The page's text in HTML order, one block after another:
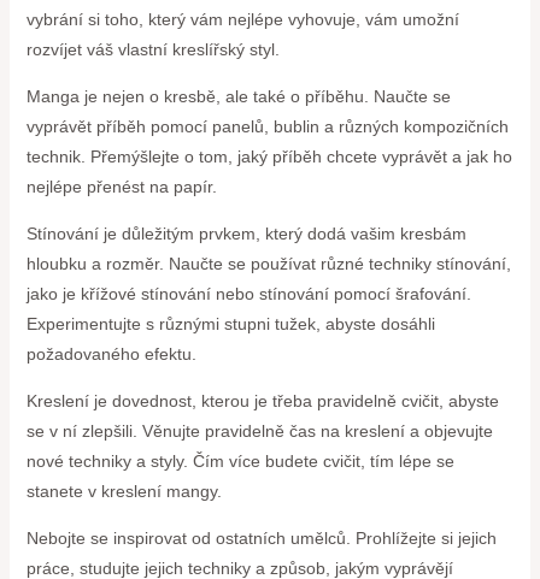
vybrání si toho, který vám nejlépe vyhovuje, vám umožní
rozvíjet váš vlastní kreslířský styl.
Manga je nejen o kresbě, ale také o příběhu. Naučte se
vyprávět příběh pomocí panelů, bublin a různých kompozičních
technik. Přemýšlejte o tom, jaký příběh chcete vyprávět a jak ho
nejlépe přenést na papír.
Stínování je důležitým prvkem, který dodá vašim kresbám
hloubku a rozměr. Naučte se používat různé techniky stínování,
jako je křížové stínování nebo stínování pomocí šrafování.
Experimentujte s různými stupni tužek, abyste dosáhli
požadovaného efektu.
Kreslení je dovednost, kterou je třeba pravidelně cvičit, abyste
se v ní zlepšili. Věnujte pravidelně čas na kreslení a objevujte
nové techniky a styly. Čím více budete cvičit, tím lépe se
stanete v kreslení mangy.
Nebojte se inspirovat od ostatních umělců. Prohlížejte si jejich
práce, studujte jejich techniky a způsob, jakým vyprávějí